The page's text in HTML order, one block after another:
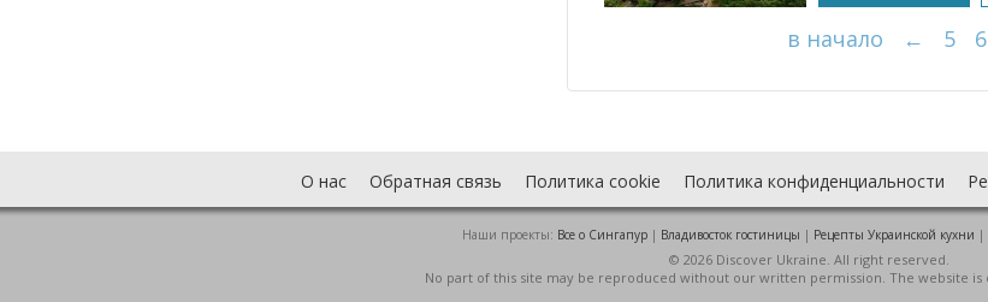
в начало ← 5 6
О нас Обратная связь Политика cookie Политика конфиденциальности
Наши проекты: Все о Cингапур | Владивосток гостиницы | Рецепты Украинской кухни |
© 2026 Discover Ukraine. All right reserved.
No part of this site may be reproduced without our written permission. The website is